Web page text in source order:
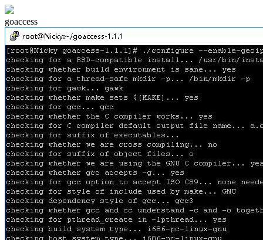
goaccess